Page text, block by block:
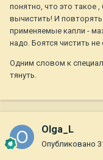
понятно, что это такое
вычистить! И
применяемые капли -
надо. Боятся чистить
Одним словом к
тянуть.
Olga_L
Опубликовано